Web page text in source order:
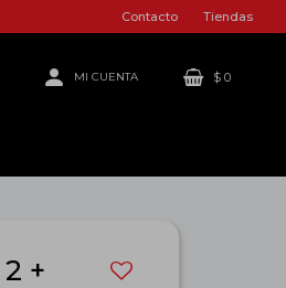
$ 0
Contacto Tiendas
+